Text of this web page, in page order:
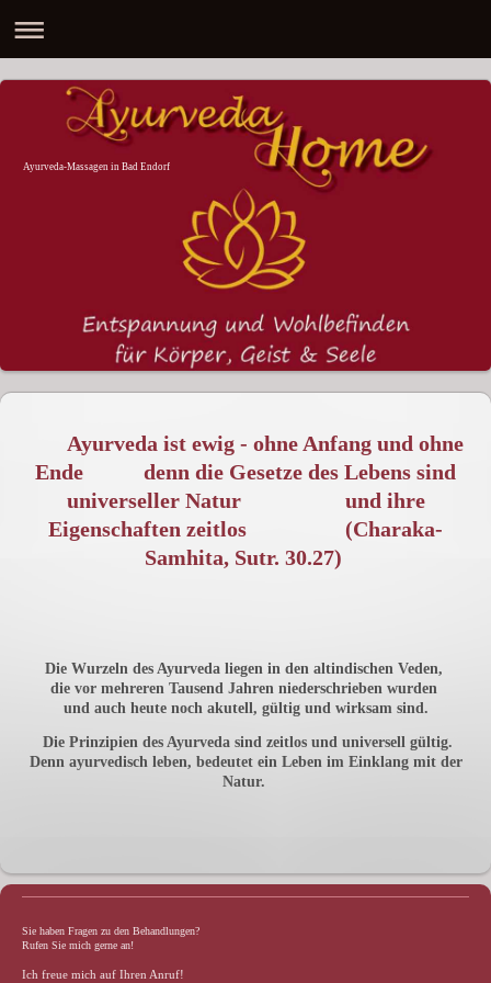
Ayurveda-Massagen in Bad Endorf
Ayurveda ist ewig - ohne Anfang und ohne
Ende denn die Gesetze des Lebens sind
universeller Natur und ihre
Eigenschaften zeitlos (Charaka-
Samhita, Sutr. 30.27)
Die Wurzeln des Ayurveda liegen in den altindischen Veden,
die vor mehreren Tausend Jahren niederschrieben wurden
und auch heute noch akutell, gültig und wirksam sind.
Die Prinzipien des Ayurveda sind zeitlos und universell gültig.
Denn ayurvedisch leben, bedeutet ein Leben im Einklang mit der
Natur.
Sie haben Fragen zu den Behandlungen?
Rufen Sie mich gerne an!
Ich freue mich auf Ihren Anruf!